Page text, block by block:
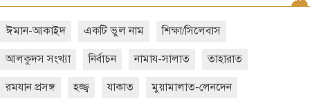
ঈমান-আকাইদ একটি ভুল নাম শিক্ষা/সিলেবাস
আলকুদস সংখ্যা নির্বাচন নামায-সালাত তাহারাত
রমযান প্রসঙ্গ হজ্জ্ব যাকাত মুয়ামালাত-লেনদেন